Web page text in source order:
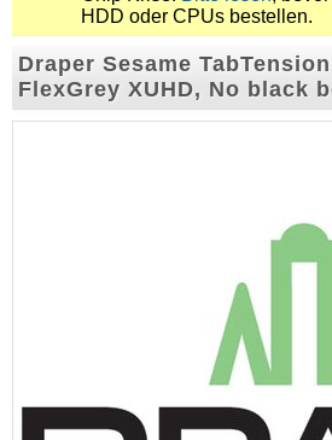
HDD oder CPUs bestellen.
Draper Sesame
FlexGrey XUHD, No black